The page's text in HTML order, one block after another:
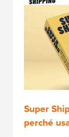
Super
perché